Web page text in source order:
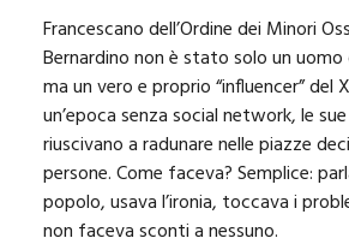
Francescano dell’Ordine dei Minori
Bernardino non è stato solo un
ma un vero e proprio “influencer” del
un’epoca senza social network, le
riuscivano a radunare nelle piazze
persone. Come faceva? Semplice:
popolo, usava l’ironia, toccava i
non faceva sconti a nessuno.